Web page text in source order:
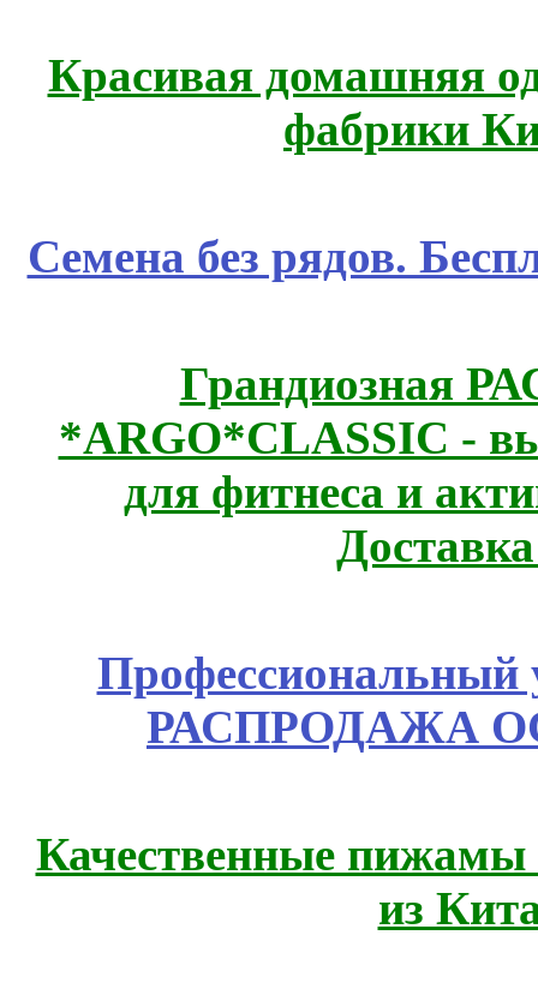
Красивая домашняя
фабрики
Семена без рядов.
Грандиозная
*ARGO*CLASSIC -
для фитнеса и
Профессиональный
РАСПРОДАЖА
Качественные пижамы
из